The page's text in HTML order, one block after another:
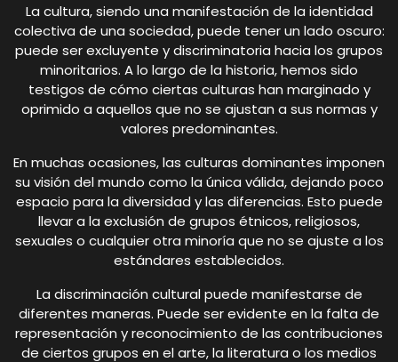
La cultura, siendo una manifestación de la identidad
colectiva de una sociedad, puede tener un lado oscuro:
puede ser excluyente y discriminatoria hacia los grupos
minoritarios. A lo largo de la historia, hemos sido
testigos de cómo ciertas culturas han marginado y
oprimido a aquellos que no se ajustan a sus normas y
valores predominantes.
En muchas ocasiones, las culturas dominantes imponen
su visión del mundo como la única válida, dejando poco
espacio para la diversidad y las diferencias. Esto puede
llevar a la exclusión de grupos étnicos, religiosos,
sexuales o cualquier otra minoría que no se ajuste a los
estándares establecidos.
La discriminación cultural puede manifestarse de
diferentes maneras. Puede ser evidente en la falta de
representación y reconocimiento de las contribuciones
de ciertos grupos en el arte, la literatura o los medios